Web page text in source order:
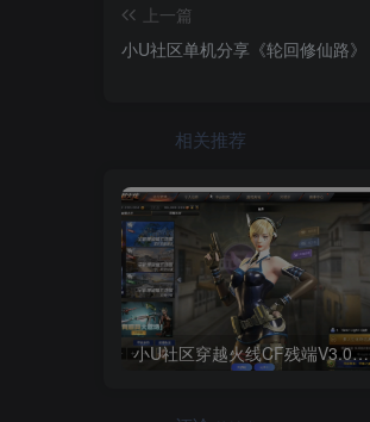
上一篇
小U社区单机分享《轮回修仙路》
相关推荐
小U社区穿越火线CF残端V3.0+全套武器存档+联机教程+搭建视频